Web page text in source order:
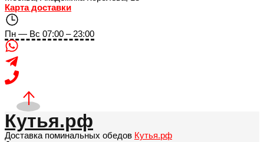
Карта доставки
Пн — Вс 07:00 – 23:00
Кутья.рф
Доставка поминальных обедов Кутья.рф